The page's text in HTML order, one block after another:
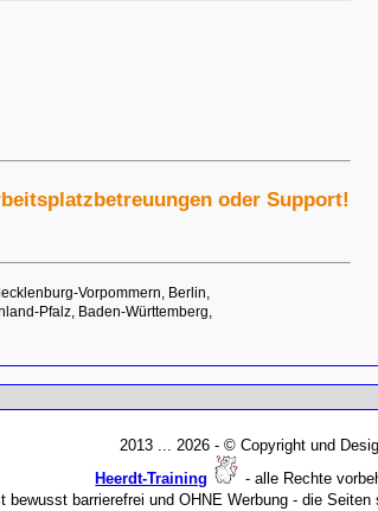
oder Support!
Vorpommern, Berlin,
Pfalz, Baden-Württemberg,
2013 ... 2026 - © Copyright und
Heerdt-Training
- alle Rechte
bewusst barrierefrei und OHNE Werbung - die